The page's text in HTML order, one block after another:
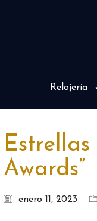
Relojería
Awards”
enero 11, 2023